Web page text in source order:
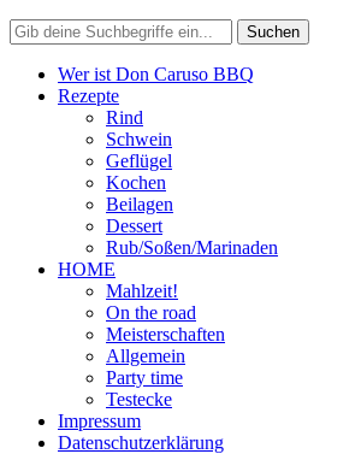
Wer ist Don Caruso BBQ
Rezepte
Rind
Schwein
Geflügel
Kochen
Beilagen
Dessert
Rub/Soßen/Marinaden
HOME
Mahlzeit!
On the road
Meisterschaften
Allgemein
Party time
Testecke
Impressum
Datenschutzerklärung